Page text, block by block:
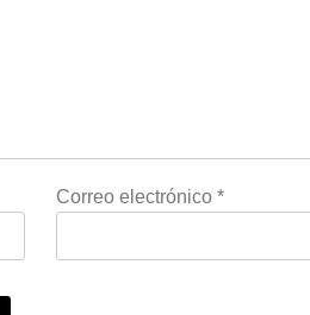
Correo electrónico*